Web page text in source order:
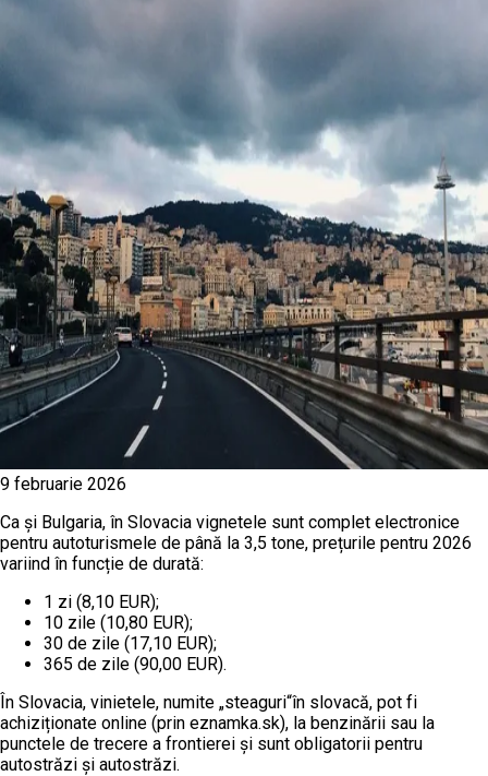
9 februarie 2026
Ca și Bulgaria, în Slovacia vignetele sunt complet electronice
pentru autoturismele de până la 3,5 tone, prețurile pentru 2026
variind în funcție de durată:
1 zi (8,10 EUR);
10 zile (10,80 EUR);
30 de zile (17,10 EUR);
365 de zile (90,00 EUR).
În Slovacia, vinietele, numite „steaguri“în slovacă, pot fi
achiziționate online (prin eznamka.sk), la benzinării sau la
punctele de trecere a frontierei și sunt obligatorii pentru
autostrăzi și autostrăzi.